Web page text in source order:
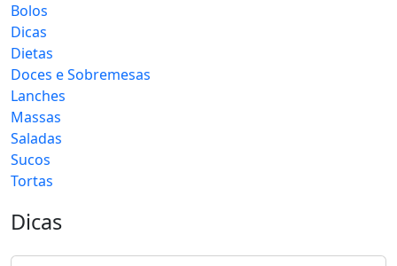
Bolos
Dicas
Dietas
Doces e Sobremesas
Lanches
Massas
Saladas
Sucos
Tortas
Dicas